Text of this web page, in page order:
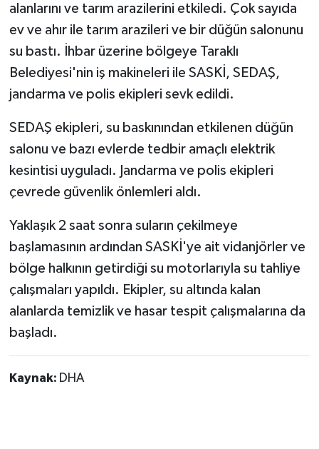
alanlarını ve tarım arazilerini etkiledi. Çok sayıda
ev ve ahır ile tarım arazileri ve bir düğün salonunu
su bastı. İhbar üzerine bölgeye Taraklı
Belediyesi'nin iş makineleri ile SASKİ, SEDAŞ,
jandarma ve polis ekipleri sevk edildi.
SEDAŞ ekipleri, su baskınından etkilenen düğün
salonu ve bazı evlerde tedbir amaçlı elektrik
kesintisi uyguladı. Jandarma ve polis ekipleri
çevrede güvenlik önlemleri aldı.
Yaklaşık 2 saat sonra suların çekilmeye
başlamasının ardından SASKİ'ye ait vidanjörler ve
bölge halkının getirdiği su motorlarıyla su tahliye
çalışmaları yapıldı. Ekipler, su altında kalan
alanlarda temizlik ve hasar tespit çalışmalarına da
başladı.
Kaynak: DHA